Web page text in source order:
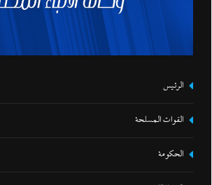
الرئيس
القوات المسلحة
الحكومة